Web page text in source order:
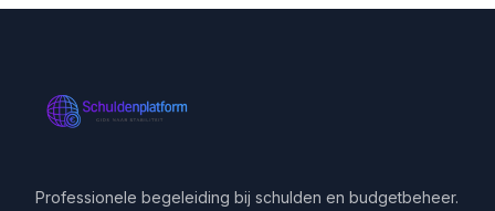
Professionele begeleiding bij schulden en budgetbeheer.